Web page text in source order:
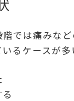
では痛みな
るケースが多